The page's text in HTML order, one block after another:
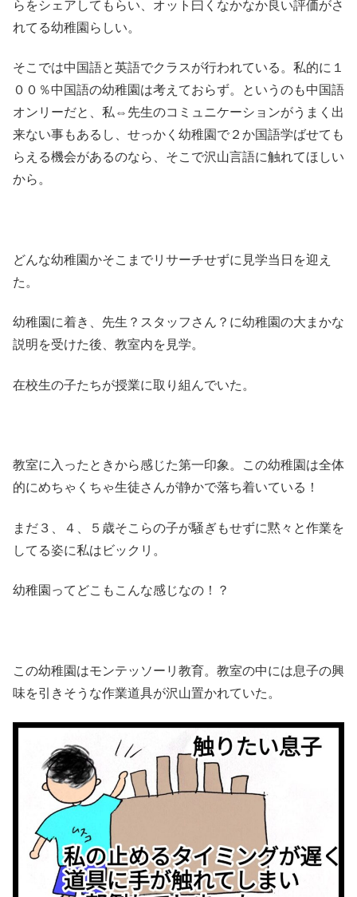
らをシェアしてもらい、オット曰くなかなか良い評価がさ
れてる幼稚園らしい。
そこでは中国語と英語でクラスが行われている。私的に１
００％中国語の幼稚園は考えておらず。というのも中国語
オンリーだと、私⇔先生のコミュニケーションがうまく出
来ない事もあるし、せっかく幼稚園で２か国語学ばせても
らえる機会があるのなら、そこで沢山言語に触れてほしい
から。
どんな幼稚園かそこまでリサーチせずに見学当日を迎え
た。
幼稚園に着き、先生？スタッフさん？に幼稚園の大まかな
説明を受けた後、教室内を見学。
在校生の子たちが授業に取り組んでいた。
教室に入ったときから感じた第一印象。この幼稚園は全体
的にめちゃくちゃ生徒さんが静かで落ち着いている！
まだ３、４、５歳そこらの子が騒ぎもせずに黙々と作業を
してる姿に私はビックリ。
幼稚園ってどこもこんな感じなの！？
この幼稚園はモンテッソーリ教育。教室の中には息子の興
味を引きそうな作業道具が沢山置かれていた。